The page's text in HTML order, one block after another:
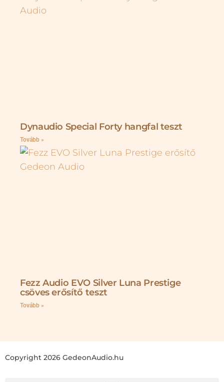
Dynaudio Special Forty hangfal teszt
Tovább »
Fezz Audio EVO Silver Luna Prestige
csöves erősítő teszt
Tovább »
Copyright 2026 GedeonAudio.hu